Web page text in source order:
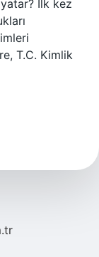
İlk kez
T.C. Kimlik